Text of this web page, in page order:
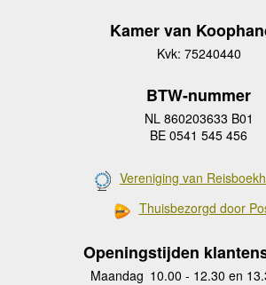
Kamer van
Kvk: 75240440
BTW-nummer
NL 860203633 B01
BE 0541 545 456
Vereniging van
Thuisbezorgd door
Openingstijden
Maandag 10.00 - 12.30 en